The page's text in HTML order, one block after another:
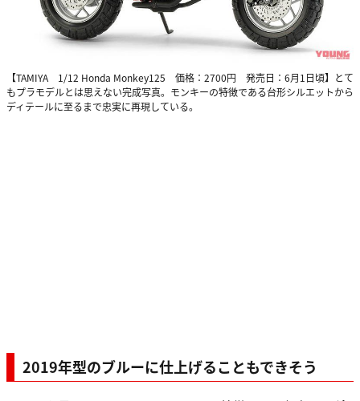
【TAMIYA 1/12 Honda Monkey125 価格：2700円 発売日：6月1日頃】とて
もプラモデルとは思えない完成写真。モンキーの特徴である台形シルエットから
ディテールに至るまで忠実に再現している。
2019年型のブルーに仕上げることもできそう